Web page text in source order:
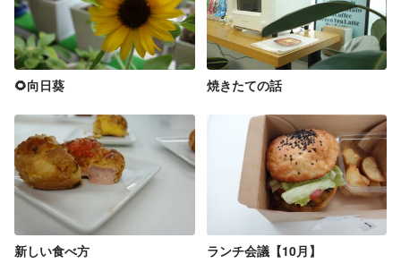
🌻向日葵 焼きたての話
新しい食べ方 ランチ会議【10月】